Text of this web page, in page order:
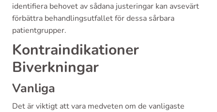
identifiera behovet av sådana justeringar kan avsevärt
förbättra behandlingsutfallet för dessa sårbara
patientgrupper.
Kontraindikationer
Biverkningar
Vanliga
Det är viktigt att vara medveten om de vanligaste